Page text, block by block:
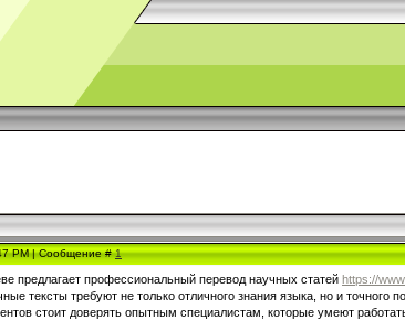
PM | Сообщение #1
предлагает профессиональный перевод научных статей https://
тексты требуют не только отличного знания языка, но и
стоит доверять опытным специалистам, которые умеют